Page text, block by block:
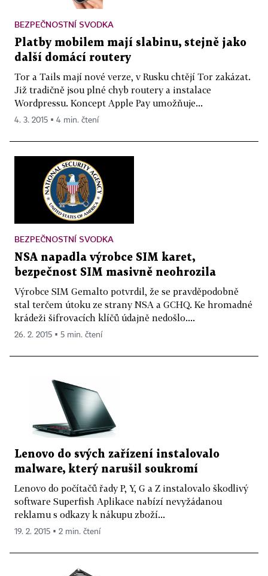
BEZPEČNOSTNÍ SVODKA
Platby mobilem mají slabinu, stejně jako
další domácí routery
Tor a Tails mají nové verze, v Rusku chtějí Tor zakázat.
Již tradičně jsou plné chyb routery a instalace
Wordpressu. Koncept Apple Pay umožňuje...
4. 3. 2015 ▪ 4 min. čtení
BEZPEČNOSTNÍ SVODKA
NSA napadla výrobce SIM karet,
bezpečnost SIM masivně neohrozila
Výrobce SIM Gemalto potvrdil, že se pravděpodobně
stal terčem útoku ze strany NSA a GCHQ. Ke hromadné
krádeži šifrovacích klíčů údajně nedošlo....
26. 2. 2015 ▪ 5 min. čtení
Lenovo do svých zařízení instalovalo
malware, který narušil soukromí
Lenovo do počítačů řady P, Y, G a Z instalovalo škodlivý
software Superfish Aplikace nabízí nevyžádanou
reklamu s odkazy k nákupu zboží...
19. 2. 2015 ▪ 2 min. čtení